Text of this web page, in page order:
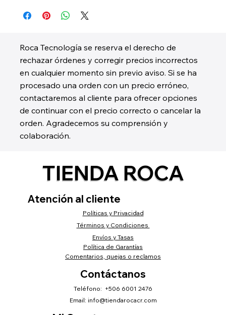
Roca Tecnología se reserva el derecho de
rechazar órdenes y corregir precios incorrectos
en cualquier momento sin previo aviso. Si se ha
procesado una orden con un precio erróneo,
contactaremos al cliente para ofrecer opciones
de continuar con el precio correcto o cancelar la
orden. Agradecemos su comprensión y
colaboración.
TIENDA ROCA
Atención al cliente
Políticas y Privacidad
Términos y Condiciones
Envíos y Tasas
Política de Garantías
Comentarios, quejas o reclamos
Contáctanos
Teléfono: +506 6001 2476
Email: info@tiendarocacr.com